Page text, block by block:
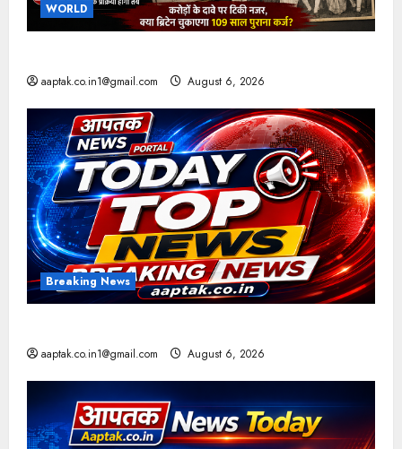
WORLD
aaptak.co.in1@gmail.com August 6, 2026
Breaking News
aaptak.co.in1@gmail.com August 6, 2026